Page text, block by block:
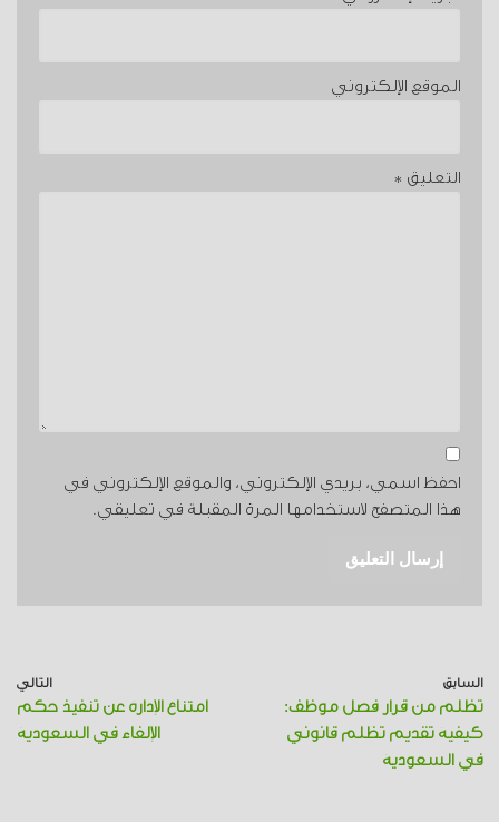
الموقع الإلكتروني
التعليق *
احفظ اسمي، بريدي الإلكتروني، والموقع الإلكتروني في
هذا المتصفح لاستخدامها المرة المقبلة في تعليقي.
السابق
تظلم من قرار فصل موظف:
كيفية تقديم تظلم قانوني
في السعودية
التالي
امتناع الإدارة عن تنفيذ حكم
الإلغاء في السعودية